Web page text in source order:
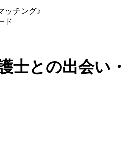
ッチング♪
ド
士との出会い・